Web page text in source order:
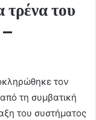
τρένα του
τον
τη συμβατική
του συστήματος